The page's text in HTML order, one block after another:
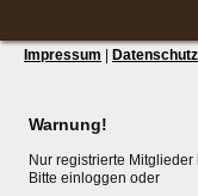
Impressum
Warnung!
Nur registrierte Mitglieder
Bitte einloggen oder